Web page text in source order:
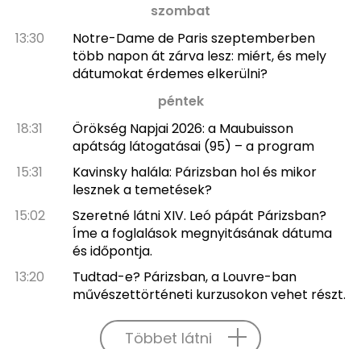
szombat
13:30
Notre-Dame de Paris szeptemberben
több napon át zárva lesz: miért, és mely
dátumokat érdemes elkerülni?
péntek
18:31
Örökség Napjai 2026: a Maubuisson
apátság látogatásai (95) – a program
15:31
Kavinsky halála: Párizsban hol és mikor
lesznek a temetések?
15:02
Szeretné látni XIV. Leó pápát Párizsban?
Íme a foglalások megnyitásának dátuma
és időpontja.
13:20
Tudtad-e? Párizsban, a Louvre-ban
művészettörténeti kurzusokon vehet részt.
Többet látni